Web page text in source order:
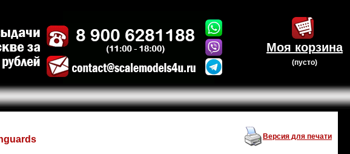
Моя корзина
(пусто)
Версия для печати